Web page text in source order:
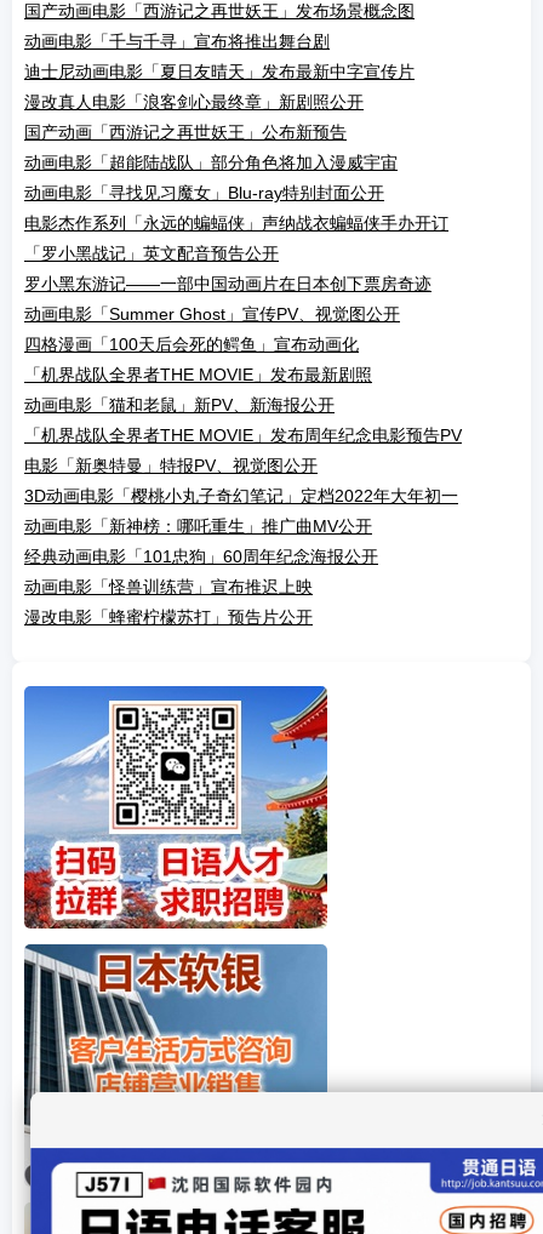
国产动画电影「西游记之再世妖王」发布场景概念图
动画电影「千与千寻」宣布将推出舞台剧
迪士尼动画电影「夏日友晴天」发布最新中字宣传片
漫改真人电影「浪客剑心最终章」新剧照公开
国产动画「西游记之再世妖王」公布新预告
动画电影「超能陆战队」部分角色将加入漫威宇宙
动画电影「寻找见习魔女」Blu-ray特别封面公开
电影杰作系列「永远的蝙蝠侠」声纳战衣蝙蝠侠手办开订
「罗小黑战记」英文配音预告公开
罗小黑东游记——一部中国动画片在日本创下票房奇迹
动画电影「Summer Ghost」宣传PV、视觉图公开
四格漫画「100天后会死的鳄鱼」宣布动画化
「机界战队全界者THE MOVIE」发布最新剧照
动画电影「猫和老鼠」新PV、新海报公开
「机界战队全界者THE MOVIE」发布周年纪念电影预告PV
电影「新奥特曼」特报PV、视觉图公开
3D动画电影「樱桃小丸子奇幻笔记」定档2022年大年初一
动画电影「新神榜：哪吒重生」推广曲MV公开
经典动画电影「101忠狗」60周年纪念海报公开
动画电影「怪兽训练营」宣布推迟上映
漫改电影「蜂蜜柠檬苏打」预告片公开